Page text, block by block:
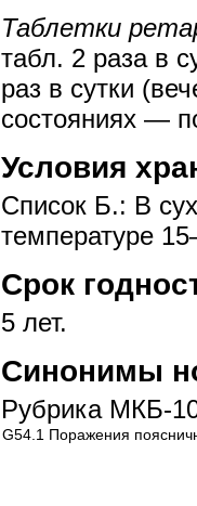
Таблетки
табл. 2 раза в
раз в сутки
состояниях —
Условия
Список Б.: В
температуре
Срок
5 лет.
Синонимы
Рубрика МКБ-
G54.1 Поражения